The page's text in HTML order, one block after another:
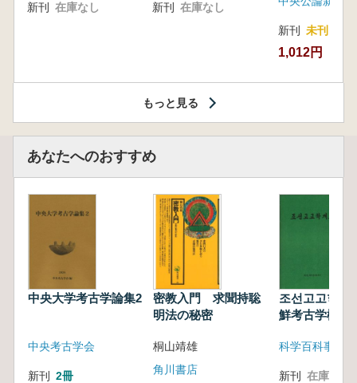
新刊 在庫なし 新刊 在庫なし
新刊 未刊
1,012円
もっと見る
あなたへのおすすめ
中央大学考古学論集2
中央考古学会
新刊 2冊
密教入門 求聞持聡
明法の秘密
桐山靖雄
角川書店
조선고고학개
鮮考古学概要)
科学百科事典
新刊 在庫なし